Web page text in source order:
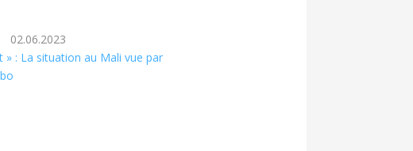
02.06.2023
» : La situation au Mali vue par